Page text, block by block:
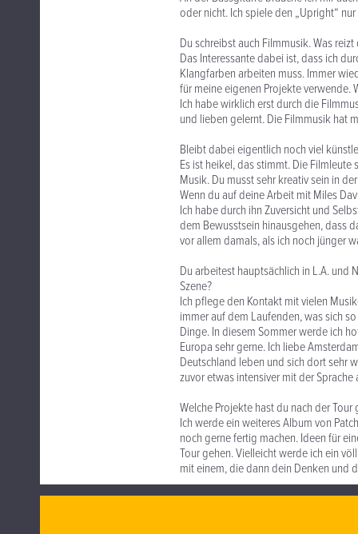
oder nicht. Ich spiele den „Upright“
Du schreibst auch Filmmusik. Was
Das Interessante dabei ist, dass ich
Klangfarben arbeiten muss. Immer
für meine eigenen Projekte verwende.
Ich habe wirklich erst durch die
und lieben gelernt. Die Filmmusik hat
Bleibt dabei eigentlich noch viel
Es ist heikel, das stimmt. Die
Musik. Du musst sehr kreativ sein in
Wenn du auf deine Arbeit mit Miles
Ich habe durch ihn Zuversicht und
dem Bewusstsein hinausgehen, dass
vor allem damals, als ich noch jünger
Du arbeitest hauptsächlich in L.A. und
Szene?
Ich pflege den Kontakt mit vielen
immer auf dem Laufenden, was sich
Dinge. In diesem Sommer werde ich
Europa sehr gerne. Ich liebe
Deutschland leben und sich dort sehr
zuvor etwas intensiver mit der Sprache
Welche Projekte hast du nach der Tour
Ich werde ein weiteres Album von
noch gerne fertig machen. Ideen für
Tour gehen. Vielleicht werde ich ein
mit einem, die dann dein Denken und